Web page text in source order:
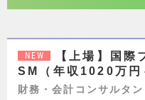
NEW
【上場】国
SM（年収1020万円
財務・会計コンサルタン